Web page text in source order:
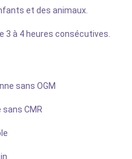
et des animaux.
3 à 4 heures consécutives.
sans OGM
sans CMR